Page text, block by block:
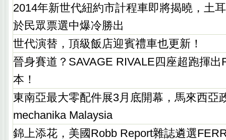
2014年新世代紐約市計程車即將揭曉，土
於民眾票選中爆冷勝出
世代演替，頂級飯店迎賓禮車也更新！
晉身賽道？SAVAGE RIVALE四座超跑揮出
本！
東南亞最大零配件展3月底開幕，馬來西亞
mechanika Malaysia
錦上添花，美國Robb Report雜誌遴選